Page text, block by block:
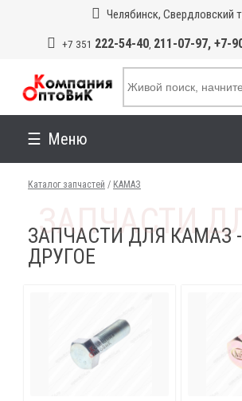
Челябинск, Свердловский
+7 351 222-54-40, 211-07-97, +7-
Меню
Каталог запчастей / КАМАЗ
ЗАПЧАСТИ ДЛЯ КАМАЗ
ДРУГОЕ